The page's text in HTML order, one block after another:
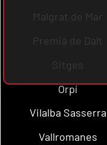
Malgrat de Mar
Premià de Dalt
Sitges
Orpí
Vilalba Sasserra
Vallromanes